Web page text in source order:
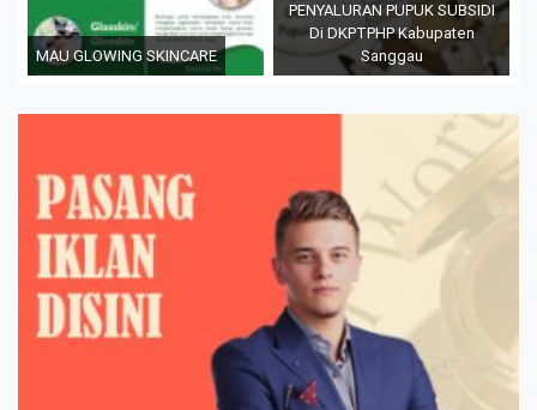
MAU GLOWING SKINCARE
PENYALURAN PUPUK SUBSIDI
Di DKPTPHP Kabupaten
Sanggau